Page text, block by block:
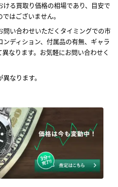
ける買取り価格の相場であり、目安で
はございません。
い合わせいただくタイミングでの市
ディション、付属品の有無、ギャラ
なります。お気軽にお問い合わせく
なります。